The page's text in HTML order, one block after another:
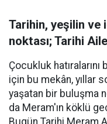
Tarihin, yeşilin
noktası; Tarihi
Çocukluk
için bu mekân, yıllar
yaşatan bir buluşma
da Meram'ın köklü
Bugün Tarihi Meram